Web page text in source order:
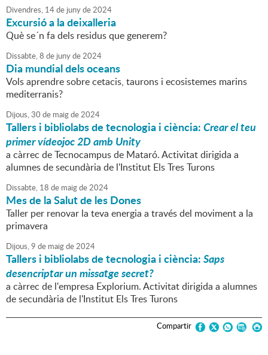
Divendres, 14de junyde2024
Excursió a la deixalleria
Què se´n fa dels residus que generem?
Dissabte,8 de junyde2024
Dia mundial dels oceans
Vols aprendre sobre cetacis, taurons i ecosistemes marins
mediterranis?
Dijous,30 de maigde2024
Tallers i bibliolabs de tecnologia i ciència:Crear el teu
primer vídeojoc 2D amb Unity
a càrrec de Tecnocampus de Mataró. Activitat dirigida a
alumnes de secundària de l'Institut Els Tres Turons
Dissabte, 18 de maigde2024
Mes de la Salut de les Dones
Taller per renovar la teva energia a través del moviment a la
primavera
Dijous,9 de maigde2024
Tallers i bibliolabs de tecnologia i ciència:Saps
desencriptar un missatge secret?
a càrrec de l'empresa Explorium. Activitat dirigida a alumnes
de secundària de l'Institut Els Tres Turons
Compartir